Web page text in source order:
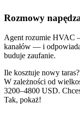
Rozmowy
Agent rozumie HVAC
kanałów — i
buduje zaufanie.
Ile kosztuje nowy taras?
W zależności od
3200–4800 USD.
Tak, pokaż!